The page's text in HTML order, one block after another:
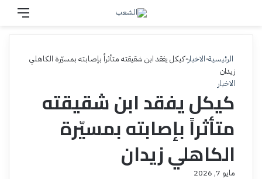
بحث عن
الرئيسية-الاخبار-كيكل يفقد ابن شقيقته متأثراً بإصابته بمسيّرة الكاهلي
زيدان
الاخبار
كيكل يفقد ابن شقيقته
متأثراً بإصابته بمسيّرة
الكاهلي زيدان
مايو 7, 2026